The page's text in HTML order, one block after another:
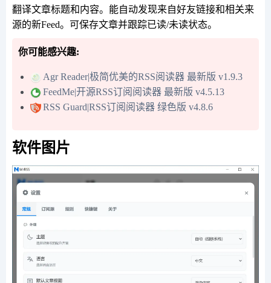
翻译文章标题和内容。能自动发现来自好友链接和相关来
源的新Feed。可保存文章并跟踪已读/未读状态。
你可能感兴趣:
Agr Reader|极简优美的RSS阅读器 最新版 v1.9.3
FeedMe|开源RSS订阅阅读器 最新版 v4.5.13
RSS Guard|RSS订阅阅读器 绿色版 v4.8.6
软件图片